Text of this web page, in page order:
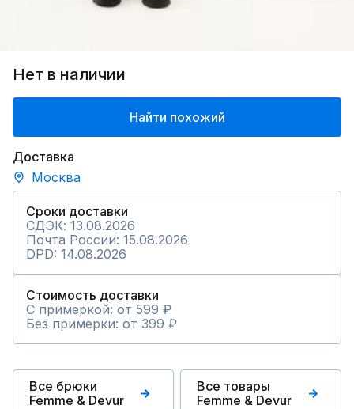
Нет в наличии
Найти похожий
Доставка
Москва
Сроки доставки
СДЭК: 13.08.2026
Почта России: 15.08.2026
DPD: 14.08.2026
Стоимость доставки
С примеркой: от 599 ₽
Без примерки: от 399 ₽
Все брюки
Femme & Devur
Все товары
Femme & Devur